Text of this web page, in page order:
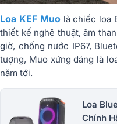
Loa KEF Muolà chiếc loa
thiết kế nghệ thuật, âm
giờ, chống nước IP67,
tượng, Muo xứng đáng là
năm tới.
Loa
Chính